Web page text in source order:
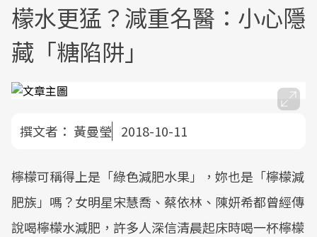
檬水更猛？減重名醫：小心隱
藏「糖陷阱」
撰文者： 黃曼瑩 2018-10-11
檸檬可稱得上是「綠色減肥水果」，妳也是「檸檬減
肥族」嗎？女明星宋慧喬、蔡依林、陳妍希都曾經傳
說喝檸檬水減肥，許多人深信清晨起床時喝一杯檸檬